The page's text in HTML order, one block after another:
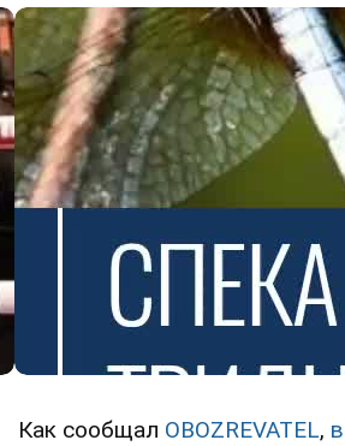
Как сообщал OBOZREVATEL,